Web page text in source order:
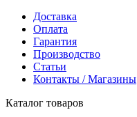
Доставка
Оплата
Гарантия
Производство
Статьи
Контакты / Магазины
Каталог товаров